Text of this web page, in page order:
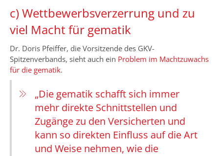
c) Wettbewerbsverzerrung und zu
viel Macht für gematik
Dr. Doris Pfeiffer, die Vorsitzende des GKV-
Spitzenverbands, sieht auch ein Problem im Machtzuwachs
für die gematik.
„Die gematik schafft sich immer
mehr direkte Schnittstellen und
Zugänge zu den Versicherten und
kann so direkten Einfluss auf die Art
und Weise nehmen, wie die